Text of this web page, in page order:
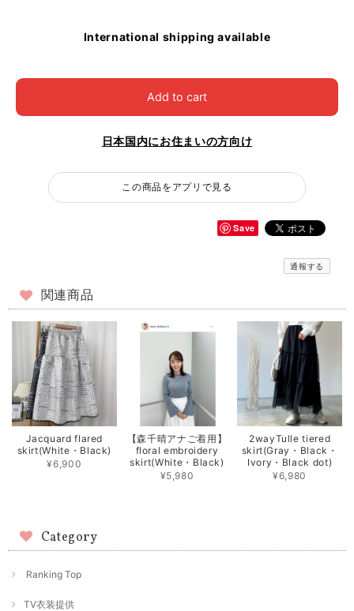
International shipping available
Add to cart
日本国内にお住まいの方向け
この商品をアプリで見る
Save
通報する
関連商品
Jacquard flared
skirt(White・Black)
¥6,900
【森千晴アナご着用】
floral embroidery
skirt(White・Black)
¥5,980
2wayTulle tiered
skirt(Gray・Black・
Ivory・Black dot)
¥6,980
Category
Ranking Top
TV衣装提供